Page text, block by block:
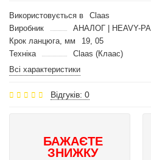
Використовується в
Claas
Виробник
АНАЛОГ | HEAVY-
Крок ланцюга, мм
19, 05
Техніка
Claas (Клаас)
Всі характеристики
Відгуків: 0
БАЖАЄТЕ
ЗНИЖКУ